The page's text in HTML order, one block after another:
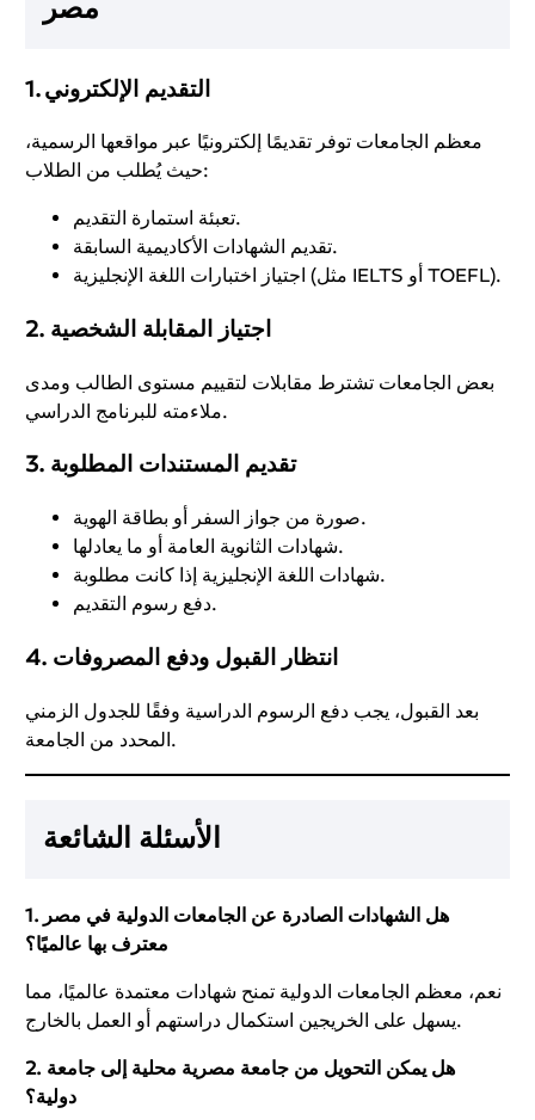
مصر
1. التقديم الإلكتروني
معظم الجامعات توفر تقديمًا إلكترونيًا عبر مواقعها الرسمية،
حيث يُطلب من الطلاب:
تعبئة استمارة التقديم.
تقديم الشهادات الأكاديمية السابقة.
اجتياز اختبارات اللغة الإنجليزية (مثل IELTS أو TOEFL).
2. اجتياز المقابلة الشخصية
بعض الجامعات تشترط مقابلات لتقييم مستوى الطالب ومدى
ملاءمته للبرنامج الدراسي.
3. تقديم المستندات المطلوبة
صورة من جواز السفر أو بطاقة الهوية.
شهادات الثانوية العامة أو ما يعادلها.
شهادات اللغة الإنجليزية إذا كانت مطلوبة.
دفع رسوم التقديم.
4. انتظار القبول ودفع المصروفات
بعد القبول، يجب دفع الرسوم الدراسية وفقًا للجدول الزمني
المحدد من الجامعة.
الأسئلة الشائعة
1. هل الشهادات الصادرة عن الجامعات الدولية في مصر
معترف بها عالميًا؟
نعم، معظم الجامعات الدولية تمنح شهادات معتمدة عالميًا، مما
يسهل على الخريجين استكمال دراستهم أو العمل بالخارج.
2. هل يمكن التحويل من جامعة مصرية محلية إلى جامعة
دولية؟